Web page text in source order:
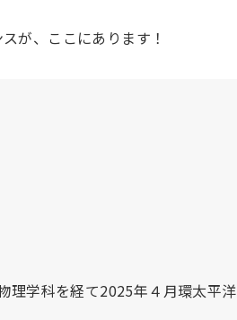
が、ここにあります！
理学科を経て2025年４月環太平洋